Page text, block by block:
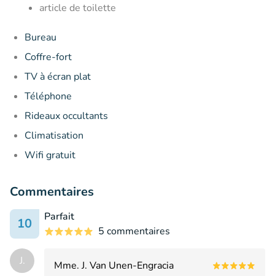
article de toilette
Bureau
Coffre-fort
TV à écran plat
Téléphone
Rideaux occultants
Climatisation
Wifi gratuit
Commentaires
10
Parfait
5 commentaires
J.
Mme. J. Van Unen-Engracia